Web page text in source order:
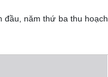
đầu, năm thứ ba thu hoạch